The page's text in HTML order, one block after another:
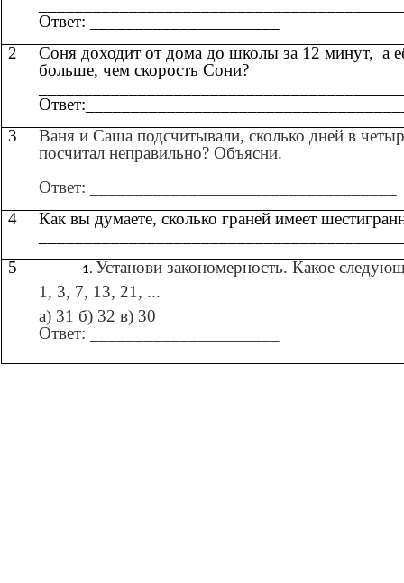
Ответ: _____________________
2
Соня доходит от дома до школы за 12 минут, а
больше, чем скорость Сони?
3
Ваня и Саша подсчитывали, сколько дней в
посчитал неправильно? Объясни.
Ответ: __________________________________
4
Как вы думаете, сколько граней имеет
5
Установи закономерность. Какое
1, 3, 7, 13, 21, ...
а) 31 б) 32 в) 30
Ответ: _____________________